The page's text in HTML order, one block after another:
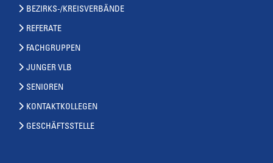
BEZIRKS-/KREISVERBÄNDE
REFERATE
FACHGRUPPEN
JUNGER VLB
SENIOREN
KONTAKTKOLLEGEN
GESCHÄFTSSTELLE